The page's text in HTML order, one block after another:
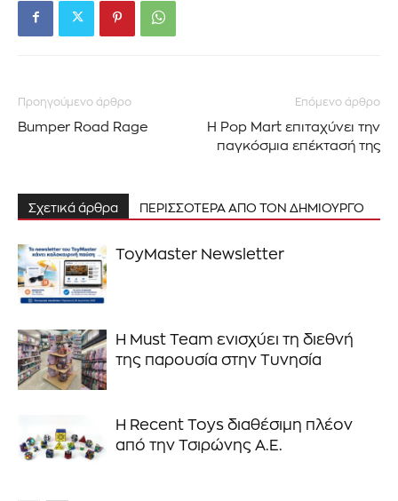
Προηγούμενο άρθρο
Bumper Road Rage
Επόμενο άρθρο
Η Pop Mart επιταχύνει την
παγκόσμια επέκτασή της
Σχετικά άρθρα ΠΕΡΙΣΣΟΤΕΡΑ ΑΠΟ ΤΟΝ ΔΗΜΙΟΥΡΓΟ
ToyMaster Newsletter
Η Must Team ενισχύει τη διεθνή
της παρουσία στην Τυνησία
Η Recent Toys διαθέσιμη πλέον
από την Τσιρώνης Α.Ε.